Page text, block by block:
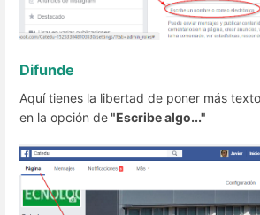
Difunde
Aquí tienes la libertad de poner más
en la opción de"Escribe algo..."